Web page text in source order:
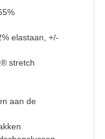
elastaan, +/-
stretch
aan de